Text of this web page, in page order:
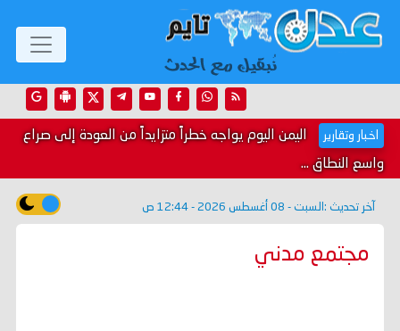
اخبار وتقارير اليمن اليوم يواجه خطراً متزايداً من العودة إلى صراع
واسع النطاق ...
آخر تحديث : السبت - 08 أغسطس 2026 - 12:44 ص
مجتمع مدني